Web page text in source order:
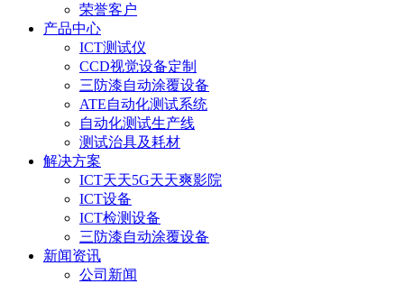
荣誉客户
产品中心
ICT测试仪
CCD视觉设备定制
三防漆自动涂覆设备
ATE自动化测试系统
自动化测试生产线
测试治具及耗材
解决方案
ICT天天5G天天爽影院
ICT设备
ICT检测设备
三防漆自动涂覆设备
新闻资讯
公司新闻